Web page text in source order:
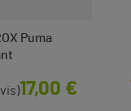
Puma
17,00 €